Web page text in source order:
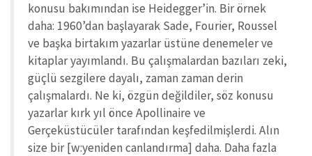
konusu bakımından ise Heidegger’in. Bir örnek
daha: 1960’dan başlayarak Sade, Fourier, Roussel
ve başka birtakım yazarlar üstüne denemeler ve
kitaplar yayımlandı. Bu çalışmalardan bazıları zeki,
güçlü sezgilere dayalı, zaman zaman derin
çalışmalardı. Ne ki, özgün değildiler, söz konusu
yazarlar kırk yıl önce Apollinaire ve
Gerçeküstücüler tarafından keşfedilmişlerdi. Alın
size bir [w:yeniden canlandırma] daha. Daha fazla